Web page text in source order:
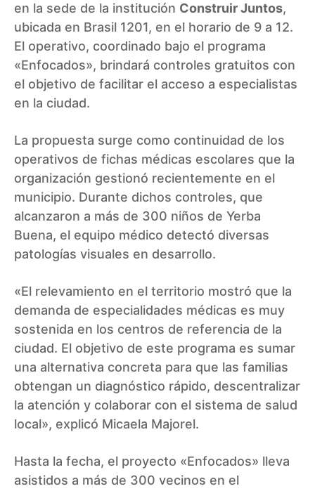
en la sede de la institución Construir Juntos,
ubicada en Brasil 1201, en el horario de 9 a 12.
El operativo, coordinado bajo el programa
«Enfocados», brindará controles gratuitos con
el objetivo de facilitar el acceso a especialistas
en la ciudad.
La propuesta surge como continuidad de los
operativos de fichas médicas escolares que la
organización gestionó recientemente en el
municipio. Durante dichos controles, que
alcanzaron a más de 300 niños de Yerba
Buena, el equipo médico detectó diversas
patologías visuales en desarrollo.
«El relevamiento en el territorio mostró que la
demanda de especialidades médicas es muy
sostenida en los centros de referencia de la
ciudad. El objetivo de este programa es sumar
una alternativa concreta para que las familias
obtengan un diagnóstico rápido, descentralizar
la atención y colaborar con el sistema de salud
local», explicó Micaela Majorel.
Hasta la fecha, el proyecto «Enfocados» lleva
asistidos a más de 300 vecinos en el